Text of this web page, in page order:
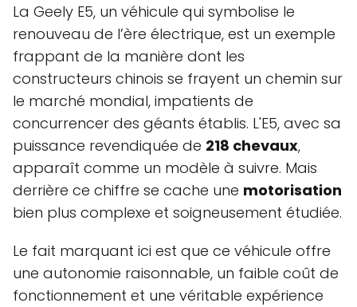
La Geely E5, un véhicule qui symbolise le
renouveau de l’ère électrique, est un exemple
frappant de la manière dont les
constructeurs chinois se frayent un chemin sur
le marché mondial, impatients de
concurrencer des géants établis. L'E5, avec sa
puissance revendiquée de 218 chevaux,
apparaît comme un modèle à suivre. Mais
derrière ce chiffre se cache une motorisation
bien plus complexe et soigneusement étudiée.
Le fait marquant ici est que ce véhicule offre
une autonomie raisonnable, un faible coût de
fonctionnement et une véritable expérience